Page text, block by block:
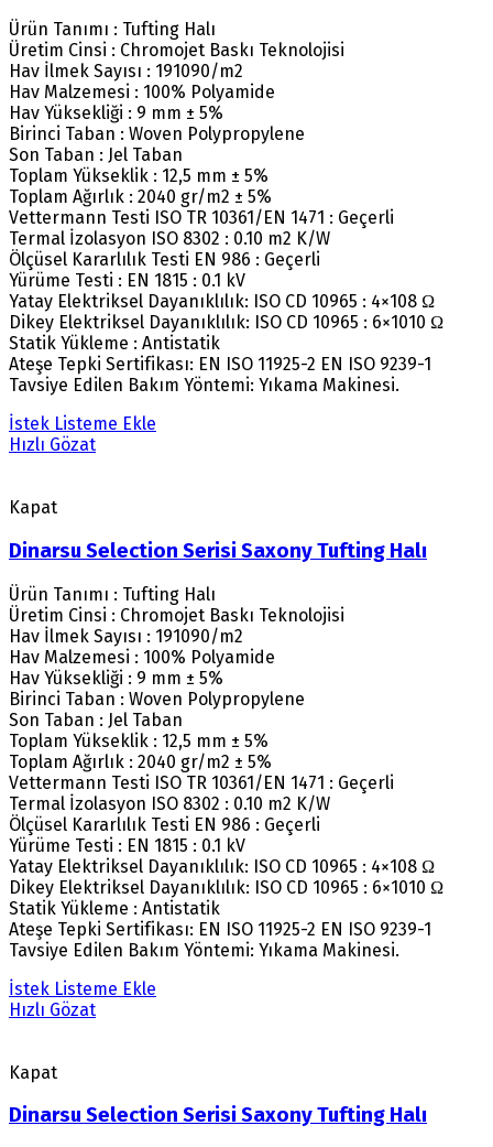
Ürün Tanımı : Tufting Halı
Üretim Cinsi : Chromojet Baskı Teknolojisi
Hav İlmek Sayısı : 191090/m2
Hav Malzemesi : 100% Polyamide
Hav Yüksekliği : 9 mm ± 5%
Birinci Taban : Woven Polypropylene
Son Taban : Jel Taban
Toplam Yükseklik : 12,5 mm ± 5%
Toplam Ağırlık : 2040 gr/m2 ± 5%
Vettermann Testi ISO TR 10361/EN 1471 : Geçerli
Termal İzolasyon ISO 8302 : 0.10 m2 K/W
Ölçüsel Kararlılık Testi EN 986 : Geçerli
Yürüme Testi : EN 1815 : 0.1 kV
Yatay Elektriksel Dayanıklılık: ISO CD 10965 : 4×108 Ω
Dikey Elektriksel Dayanıklılık: ISO CD 10965 : 6×1010 Ω
Statik Yükleme : Antistatik
Ateşe Tepki Sertifikası: EN ISO 11925-2 EN ISO 9239-1
Tavsiye Edilen Bakım Yöntemi: Yıkama Makinesi.
İstek Listeme Ekle
Hızlı Gözat
Kapat
Dinarsu Selection Serisi Saxony Tufting Halı
Ürün Tanımı : Tufting Halı
Üretim Cinsi : Chromojet Baskı Teknolojisi
Hav İlmek Sayısı : 191090/m2
Hav Malzemesi : 100% Polyamide
Hav Yüksekliği : 9 mm ± 5%
Birinci Taban : Woven Polypropylene
Son Taban : Jel Taban
Toplam Yükseklik : 12,5 mm ± 5%
Toplam Ağırlık : 2040 gr/m2 ± 5%
Vettermann Testi ISO TR 10361/EN 1471 : Geçerli
Termal İzolasyon ISO 8302 : 0.10 m2 K/W
Ölçüsel Kararlılık Testi EN 986 : Geçerli
Yürüme Testi : EN 1815 : 0.1 kV
Yatay Elektriksel Dayanıklılık: ISO CD 10965 : 4×108 Ω
Dikey Elektriksel Dayanıklılık: ISO CD 10965 : 6×1010 Ω
Statik Yükleme : Antistatik
Ateşe Tepki Sertifikası: EN ISO 11925-2 EN ISO 9239-1
Tavsiye Edilen Bakım Yöntemi: Yıkama Makinesi.
İstek Listeme Ekle
Hızlı Gözat
Kapat
Dinarsu Selection Serisi Saxony Tufting Halı